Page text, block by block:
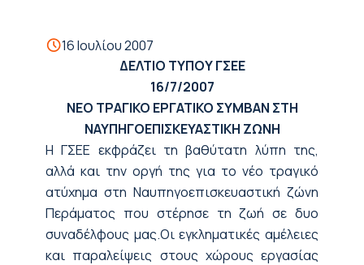
16 Ιουλίου 2007
ΔΕΛΤΙΟ ΤΥΠΟΥ ΓΣΕΕ
16/7/2007
ΝΕΟ ΤΡΑΓΙΚΟ ΕΡΓΑΤΙΚΟ ΣΥΜΒΑΝ ΣΤΗ
ΝΑΥΠΗΓΟΕΠΙΣΚΕΥΑΣΤΙΚΗ ΖΩΝΗ
Η ΓΣΕΕ εκφράζει τη βαθύτατη λύπη της,
αλλά και την οργή της για το νέο τραγικό
ατύχημα στη Ναυπηγοεπισκευαστική ζώνη
Περάματος που στέρησε τη ζωή σε δυο
συναδέλφους μας.Οι εγκληματικές αμέλειες
και παραλείψεις στους χώρους εργασίας